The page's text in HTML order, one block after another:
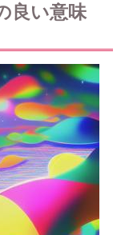
良い意味